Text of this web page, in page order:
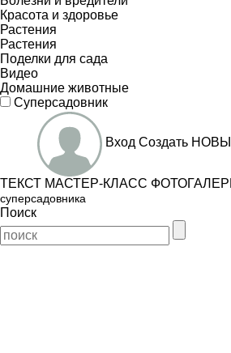
Красота и здоровье
Растения
Растения
Поделки для сада
Видео
Домашние животные
Суперсадовник
Вход Создать
ТЕКСТ МАСТЕР-КЛАСС
суперсадовника
Поиск